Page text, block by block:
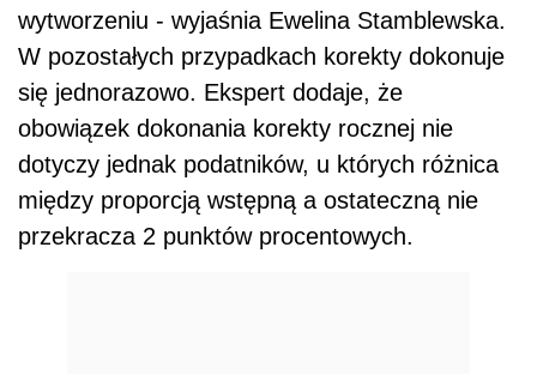
wytworzeniu - wyjaśnia Ewelina Stamblewska.
W pozostałych przypadkach korekty dokonuje
się jednorazowo. Ekspert dodaje, że
obowiązek dokonania korekty rocznej nie
dotyczy jednak podatników, u których różnica
między proporcją wstępną a ostateczną nie
przekracza 2 punktów procentowych.